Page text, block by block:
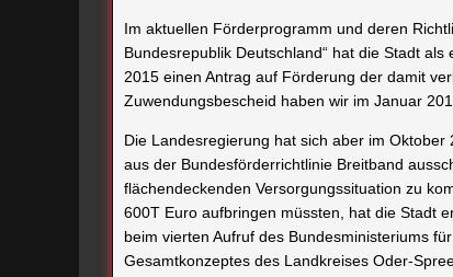
Im aktuellen Förderprogramm und deren
Bundesrepublik Deutschland“ hat die Stadt
2015 einen Antrag auf Förderung der damit
Zuwendungsbescheid haben wir im Januar
Die Landesregierung hat sich aber im
aus der Bundesförderrichtlinie Breitband
flächendeckenden Versorgungssituation zu
600T Euro aufbringen müssten, hat die Stadt
beim vierten Aufruf des Bundesministeriums
Gesamtkonzeptes des Landkreises Oder-